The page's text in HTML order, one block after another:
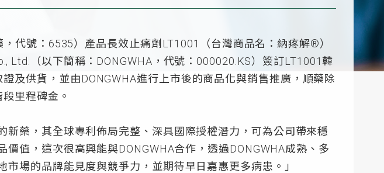
代號：6535）產品長效止痛劑LT1001（台灣商品名：納疼解®）
Ltd.（以下簡稱：DONGWHA，代號：000020.KS）簽訂LT1001韓
及供貨，並由DONGWHA進行上市後的商品化與銷售推廣，順藥除
里程碑金。
藥，其全球專利佈局完整、深具國際授權潛力，可為公司帶來穩
值，這次很高興能與DONGWHA合作，透過DONGWHA成熟、多
場的品牌能見度與競爭力，並期待早日嘉惠更多病患。」